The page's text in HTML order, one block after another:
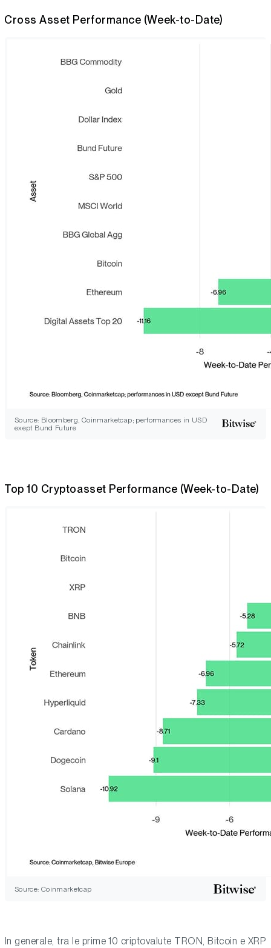
Cross Asset Performance (Week-to-Date)
Source: Bloomberg, Coinmarketcap; performances in USD
exept Bund Future
Top 10 Cryptoasset Performance (Week-to-Date)
Source: Coinmarketcap
In generale, tra le prime 10 criptovalute TRON, Bitcoin e XRP